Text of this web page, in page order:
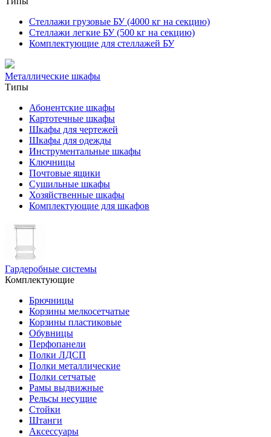
Стеллажи грузовые БУ (4000 кг на секцию)
Стеллажи легкие БУ (500 кг на секцию)
Комплектующие для стеллажей БУ
Металлические шкафы
Типы
Абонентские шкафы
Картотечные шкафы
Шкафы для чертежей
Шкафы для одежды
Инструментальные шкафы
Ключницы
Почтовые ящики
Сушильные шкафы
Хозяйственные шкафы
Комплектующие для шкафов
Гардеробные системы
Комплектующие
Брючницы
Корзины мелкосетчатые
Корзины пластиковые
Обувницы
Перфопанели
Полки ЛДСП
Полки металлические
Полки сетчатые
Рамы выдвижные
Рельсы несущие
Стойки
Штанги
Аксессуары